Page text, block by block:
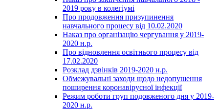
2019 року в колегіумі
Про продовження призупинення
навчального процесу від 10.02.2020
Наказ про організацію чергування у 2019-
2020 н.р.
Про відновлення освітнього процесу від
17.02.2020
Розклад дзвінків 2019-2020 н.р.
Обмежувальні заходи щодо недопушення
поширення коронавірусної інфекції
Режим роботи груп подовженого дня у 2019-
2020 н.р.